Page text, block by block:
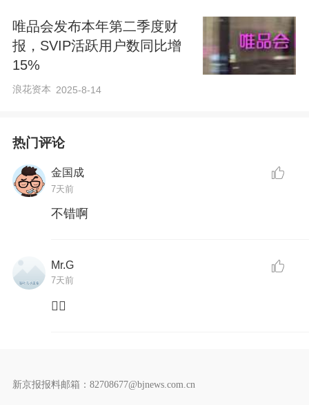
唯品会发布本年第二季度财
报，SVIP活跃用户数同比增
15%
浪花资本 2025-8-14
热门评论
金国成
7天前
不错啊
Mr.G
7天前
👍🏻
新京报报料邮箱：82708677@bjnews.com.cn